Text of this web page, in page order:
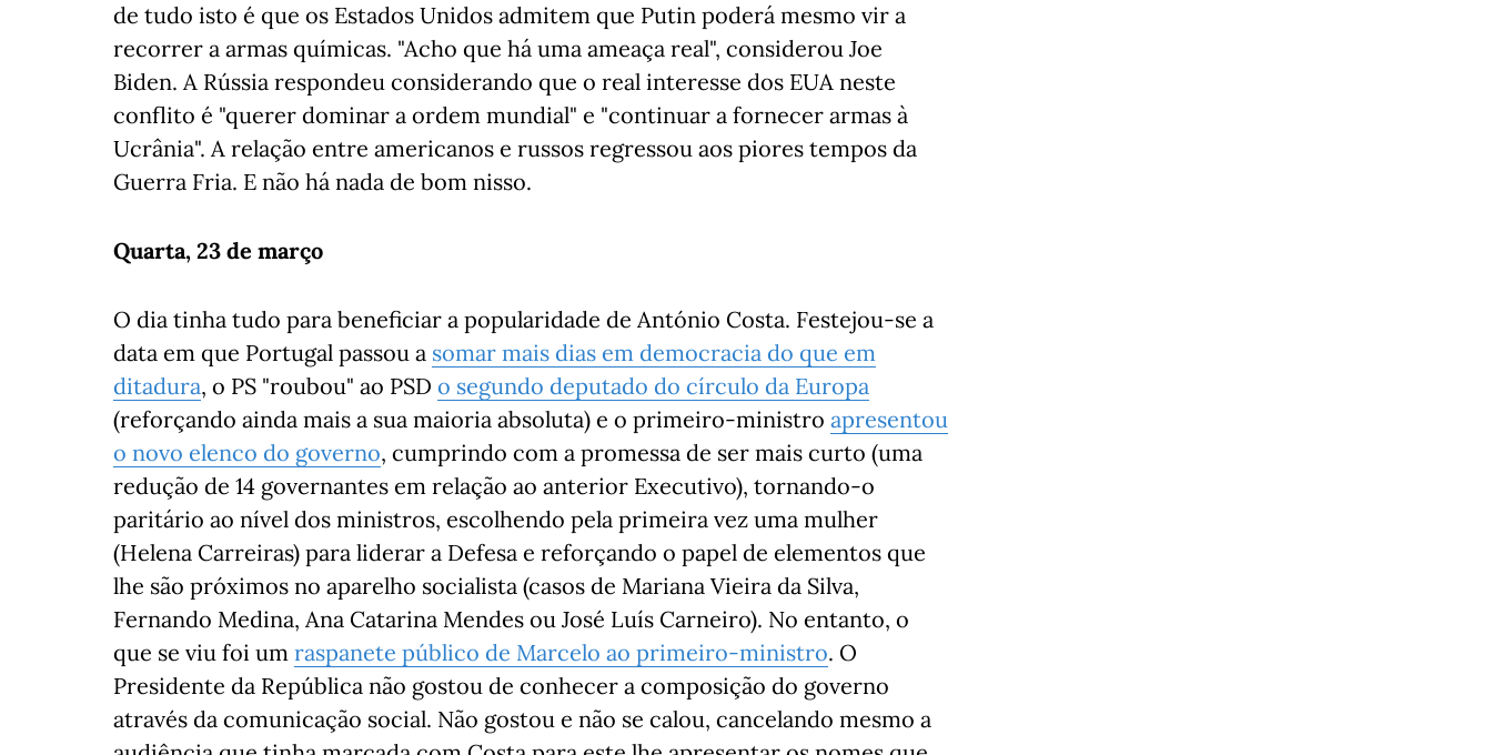
de tudo isto é que os Estados Unidos admitem que Putin poderá mesmo vir a
recorrer a armas químicas. "Acho que há uma ameaça real", considerou Joe
Biden. A Rússia respondeu considerando que o real interesse dos EUA neste
conflito é "querer dominar a ordem mundial" e "continuar a fornecer armas à
Ucrânia". A relação entre americanos e russos regressou aos piores tempos da
Guerra Fria. E não há nada de bom nisso.
Quarta, 23 de março
O dia tinha tudo para beneficiar a popularidade de António Costa. Festejou-se a
data em que Portugal passou a somar mais dias em democracia do que em
ditadura, o PS "roubou" ao PSD o segundo deputado do círculo da Europa
(reforçando ainda mais a sua maioria absoluta) e o primeiro-ministro apresentou
o novo elenco do governo, cumprindo com a promessa de ser mais curto (uma
redução de 14 governantes em relação ao anterior Executivo), tornando-o
paritário ao nível dos ministros, escolhendo pela primeira vez uma mulher
(Helena Carreiras) para liderar a Defesa e reforçando o papel de elementos que
lhe são próximos no aparelho socialista (casos de Mariana Vieira da Silva,
Fernando Medina, Ana Catarina Mendes ou José Luís Carneiro). No entanto, o
que se viu foi um raspanete público de Marcelo ao primeiro-ministro. O
Presidente da República não gostou de conhecer a composição do governo
através da comunicação social. Não gostou e não se calou, cancelando mesmo a